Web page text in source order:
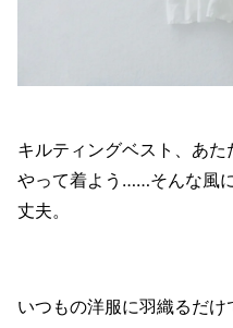
キルティングベスト、あ
やって着よう……そんな風
丈夫。
いつもの洋服に羽織るだけ